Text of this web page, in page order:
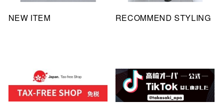
NEW ITEM RECOMMEND STYLING